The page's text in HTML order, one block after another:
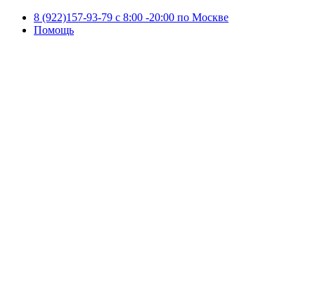
8 (922)157-93-79 c 8:00 -20:00 по Москве
Помощь